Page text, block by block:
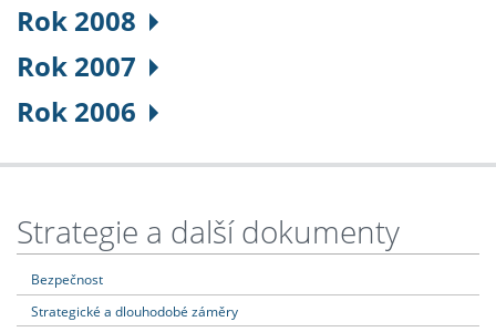
Rok 2008
Rok 2007
Rok 2006
Strategie a další dokumenty
Bezpečnost
Strategické a dlouhodobé záměry